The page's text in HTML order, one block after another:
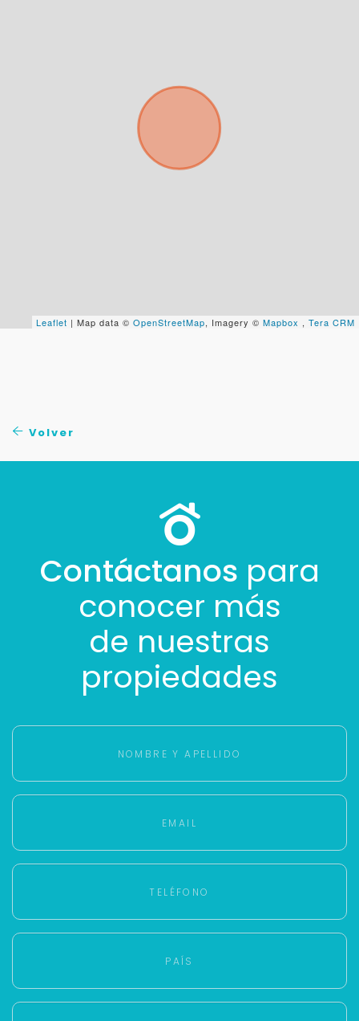
Leaflet | Map data © OpenStreetMap, Imagery © Mapbox , Tera CRM
Volver
Contáctanos para
conocer más
de nuestras
propiedades
Para responderte
mejor y más rápido
+598
Cancelar
Buscamos darte la mejor experiencia.
Con estos datos podemos responderte mejor y
más rápido.